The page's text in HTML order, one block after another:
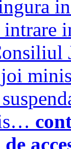
joi
de